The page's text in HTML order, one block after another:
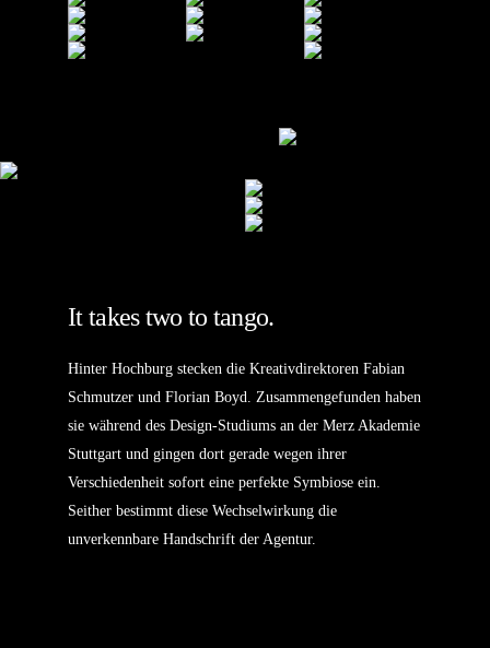
It takes two to tango.
Hinter Hochburg stecken die Kreativdirektoren Fabian
Schmutzer und Florian Boyd. Zusammengefunden haben
sie während des Design-Studiums an der Merz Akademie
Stuttgart und gingen dort gerade wegen ihrer
Verschiedenheit sofort eine perfekte Symbiose ein.
Seither bestimmt diese Wechselwirkung die
unverkennbare Handschrift der Agentur.